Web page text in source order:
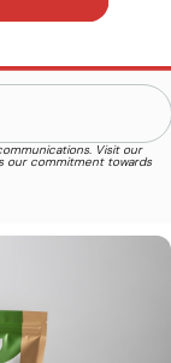
Visit our
our commitment towards